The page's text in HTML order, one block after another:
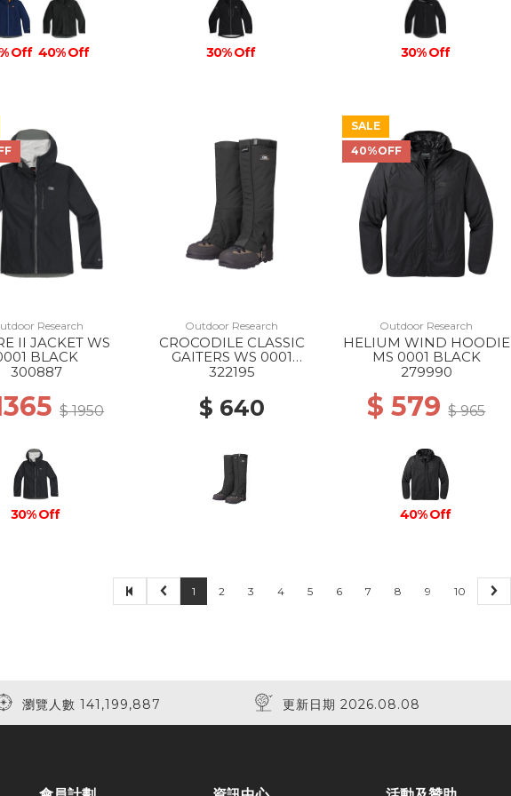
Off 40% Off 30% Off 30% Off
Research
II JACKET WS
BLACK
300887
$ 1950
30% Off
Outdoor Research
CROCODILE CLASSIC
GAITERS WS 0001
BLACK
322195
$ 640
SALE
40%OFF
Outdoor Research
HELIUM WIND HOODIE
MS 0001 BLACK
279990
$ 579$ 965
40% Off
1 2 3 4 5 6 7 8 9 10
瀏覽人數 141,199,887 更新日期 2026.08.08